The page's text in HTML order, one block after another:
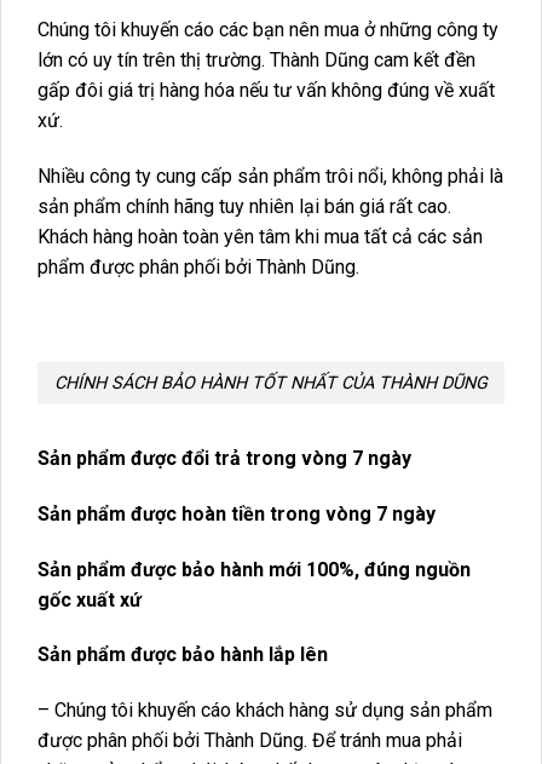
Chúng tôi khuyến cáo các bạn nên mua ở những công ty
lớn có uy tín trên thị trường. Thành Dũng cam kết đền
gấp đôi giá trị hàng hóa nếu tư vấn không đúng về xuất
xứ.
Nhiều công ty cung cấp sản phẩm trôi nổi, không phải là
sản phẩm chính hãng tuy nhiên lại bán giá rất cao.
Khách hàng hoàn toàn yên tâm khi mua tất cả các sản
phẩm được phân phối bởi Thành Dũng.
CHÍNH SÁCH BẢO HÀNH TỐT NHẤT CỦA THÀNH DŨNG
Sản phẩm được đổi trả trong vòng 7 ngày
Sản phẩm được hoàn tiền trong vòng 7 ngày
Sản phẩm được bảo hành mới 100%, đúng nguồn
gốc xuất xứ
Sản phẩm được bảo hành lắp lên
– Chúng tôi khuyến cáo khách hàng sử dụng sản phẩm
được phân phối bởi Thành Dũng. Để tránh mua phải